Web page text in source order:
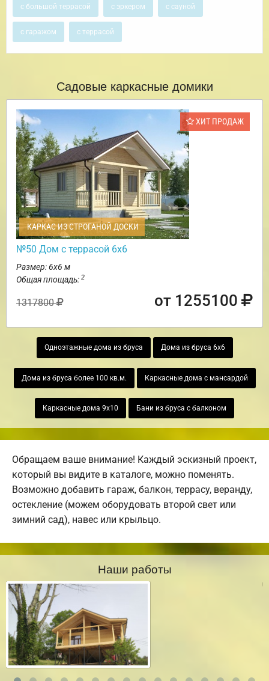
с большой террасой с эркером с сауной
с гаражом с террасой
Садовые каркасные домики
ХИТ ПРОДАЖ
КАРКАС ИЗ СТРОГАНОЙ ДОСКИ
№50 Дом с террасой 6х6
Размер: 6х6 м
Общая площадь: 2
1317800 от 1255100
Одноэтажные дома из бруса Дома из бруса 6х6
Дома из бруса более 100 кв.м. Каркасные дома с мансардой
Каркасные дома 9х10 Бани из бруса с балконом
Обращаем ваше внимание! Каждый эскизный проект,
который вы видите в каталоге, можно поменять.
Возможно добавить гараж, балкон, террасу, веранду,
остекление (можем оборудовать второй свет или
зимний сад), навес или крыльцо.
Наши работы